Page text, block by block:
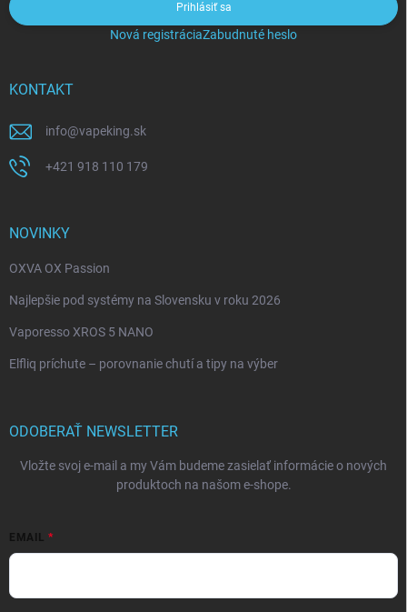
Prihlásiť sa
Nová registráciaZabudnuté heslo
KONTAKT
info@vapeking.sk
+421 918 110 179
NOVINKY
OXVA OX Passion
Najlepšie pod systémy na Slovensku v roku 2026
Vaporesso XROS 5 NANO
Elfliq príchute – porovnanie chutí a tipy na výber
ODOBERAŤ NEWSLETTER
Vložte svoj e-mail a my Vám budeme zasielať informácie o nových
produktoch na našom e-shope.
EMAIL